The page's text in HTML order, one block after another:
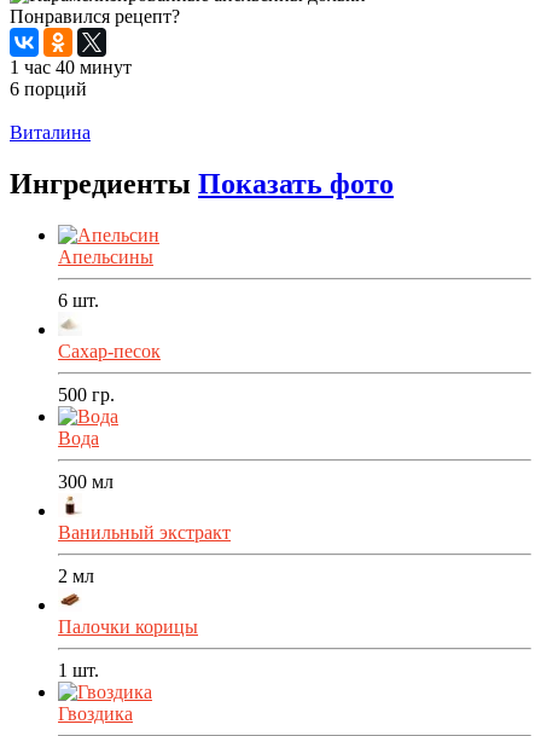
Понравился рецепт?
1 час 40 минут
6 порций
Виталина
Ингредиенты Показать фото
Апельсины
6 шт.
Сахар-песок
500 гр.
Вода
300 мл
Ванильный экстракт
2 мл
Палочки корицы
1 шт.
Гвоздика